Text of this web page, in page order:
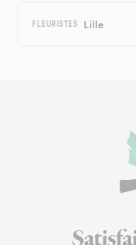
FLEURISTES Lille